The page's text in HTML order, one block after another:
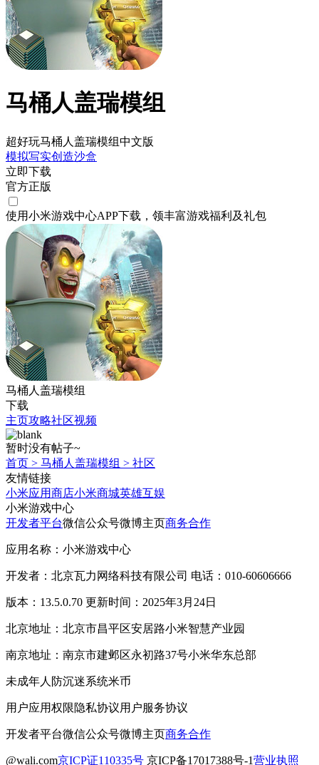
马桶人盖瑞模组
超好玩马桶人盖瑞模组中文版
模拟写实创造沙盒
立即下载
官方正版
使用小米游戏中心APP下载 ，领丰富游戏福利 及礼包
马桶人盖瑞模组
下载
主页攻略社区视频
暂时没有帖子~
首页 > 马桶人盖瑞模组 > 社区
友情链接
小米应用商店小米商城英雄互娱
小米游戏中心
开发者平台微信公众号微博主页商务合作
应用名称：小米游戏中心
开发者：北京瓦力网络科技有限公司 电话：010-60606666
版本：13.5.0.70 更新时间：2025年3月24日
北京地址：北京市昌平区安居路小米智慧产业园
南京地址：南京市建邺区永初路37号小米华东总部
未成年人防沉迷系统米币
用户应用权限隐私协议用户服务协议
开发者平台微信公众号微博主页商务合作
@wali.com京ICP证110335号 京ICP备17017388号-1营业执照